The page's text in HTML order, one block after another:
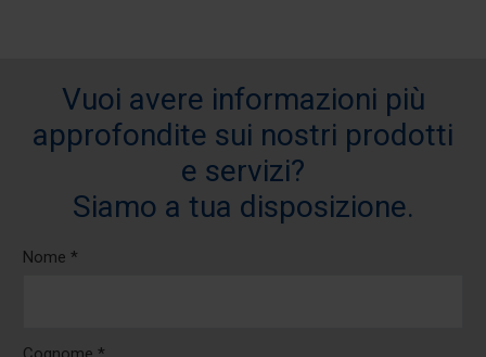
Vuoi avere informazioni più
approfondite sui nostri prodotti
e servizi?
Siamo a tua disposizione.
Nome *